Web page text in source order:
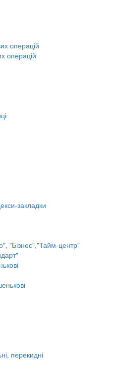
операцій
операцій
закладки
"Бізнес","Тайм-центр"
перекидні